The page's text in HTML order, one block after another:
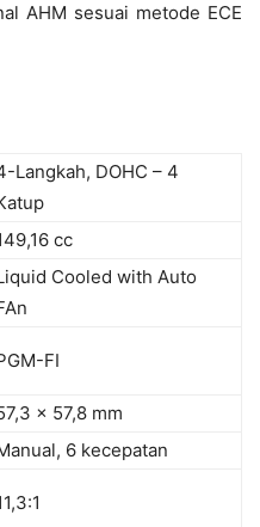
AHM sesuai metode ECE
Langkah, DOHC – 4
cc
Cooled with Auto
FI
x 57,8 mm
6 kecepatan